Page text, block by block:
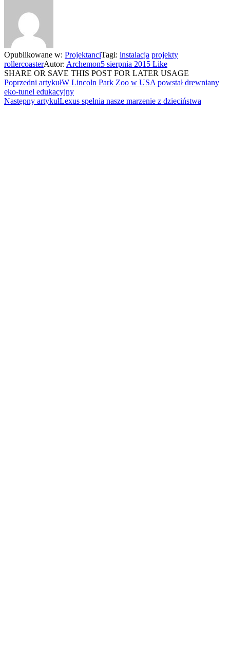
Opublikowane w: ProjektanciTagi: instalacja projekty
rollercoasterAutor: Archemon5 sierpnia 2015 Like
SHARE OR SAVE THIS POST FOR LATER USAGE
Poprzedni artykułW Lincoln Park Zoo w USA powstał drewniany
eko-tunel edukacyjny
Następny artykułLexus spełnia nasze marzenie z dzieciństwa